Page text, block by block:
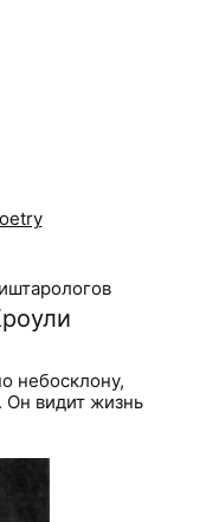
небосклону,
Он видит жизнь